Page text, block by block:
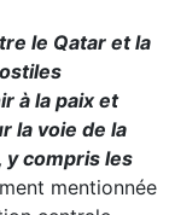
le Qatar et la
à la paix et
la voie de la
y compris les
mentionnée